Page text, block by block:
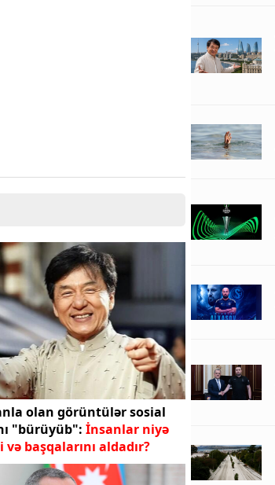
olan görüntülər sosial
"bürüyüb": İnsanlar niyə
başqalarını aldadır?